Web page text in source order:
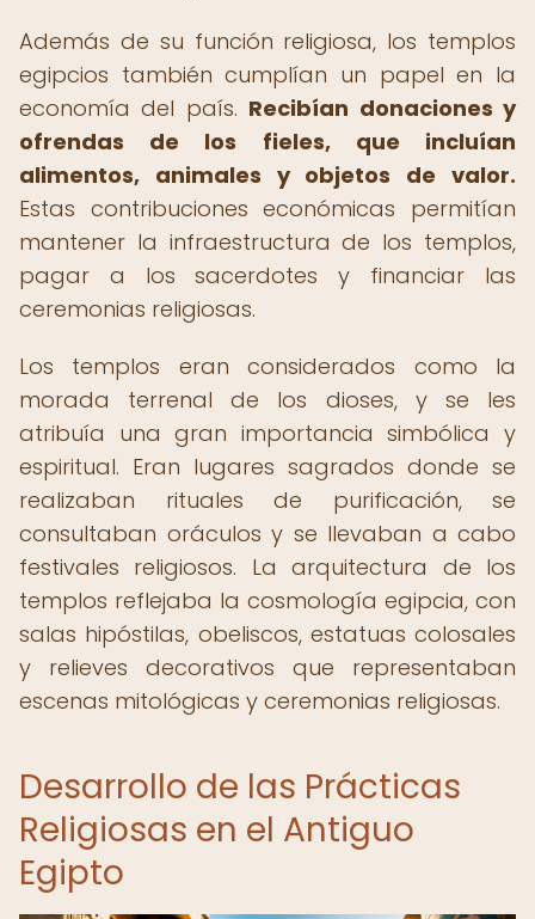
Además de su función religiosa, los templos
egipcios también cumplían un papel en la
economía del país. Recibían donaciones y
ofrendas de los fieles, que incluían
alimentos, animales y objetos de valor.
Estas contribuciones económicas permitían
mantener la infraestructura de los templos,
pagar a los sacerdotes y financiar las
ceremonias religiosas.
Los templos eran considerados como la
morada terrenal de los dioses, y se les
atribuía una gran importancia simbólica y
espiritual. Eran lugares sagrados donde se
realizaban rituales de purificación, se
consultaban oráculos y se llevaban a cabo
festivales religiosos. La arquitectura de los
templos reflejaba la cosmología egipcia, con
salas hipóstilas, obeliscos, estatuas colosales
y relieves decorativos que representaban
escenas mitológicas y ceremonias religiosas.
Desarrollo de las Prácticas
Religiosas en el Antiguo
Egipto